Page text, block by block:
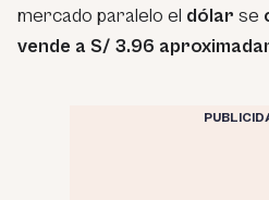
mercado paralelo el dólar se
vende a S/ 3.96